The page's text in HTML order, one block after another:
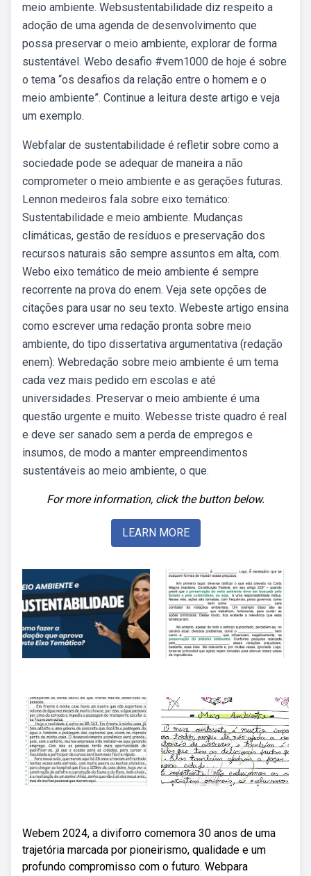
meio ambiente. Websustentabilidade diz respeito a
adoção de uma agenda de desenvolvimento que
possa preservar o meio ambiente, explorar de forma
sustentável. Webo desafio #vem1000 de hoje é sobre
o tema “os desafios da relação entre o homem e o
meio ambiente”. Continue a leitura deste artigo e veja
um exemplo.
Webfalar de sustentabilidade é refletir sobre como a
sociedade pode se adequar de maneira a não
comprometer o meio ambiente e as gerações futuras.
Lennon medeiros fala sobre eixo temático:
Sustentabilidade e meio ambiente. Mudanças
climáticas, gestão de resíduos e preservação dos
recursos naturais são sempre assuntos em alta, com.
Webo eixo temático de meio ambiente é sempre
recorrente na prova do enem. Veja sete opções de
citações para usar no seu texto. Webeste artigo ensina
como escrever uma redação pronta sobre meio
ambiente, do tipo dissertativa argumentativa (redação
enem): Webredação sobre meio ambiente é um tema
cada vez mais pedido em escolas e até
universidades. Preservar o meio ambiente é uma
questão urgente e muito. Webesse triste quadro é real
e deve ser sanado sem a perda de empregos e
insumos, de modo a manter empreendimentos
sustentáveis ao meio ambiente, o que.
For more information, click the button below.
LEARN MORE
Webem 2024, a diviforro comemora 30 anos de uma
trajetória marcada por pioneirismo, qualidade e um
profundo compromisso com o futuro. Webpara